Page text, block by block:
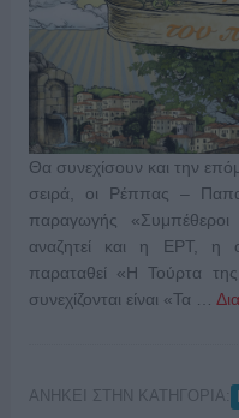
Θα συνεχίσουν και την
σειρά, οι Ρέππας –
παραγωγής
αναζητεί και η ΕΡΤ, η
παραταθεί «Η Τούρτα
συνεχίζονται είναι «Τα …
ΑΝΗΚΕΙ ΣΤΗΝ ΚΑΤΗΓΟΡΙΑ: